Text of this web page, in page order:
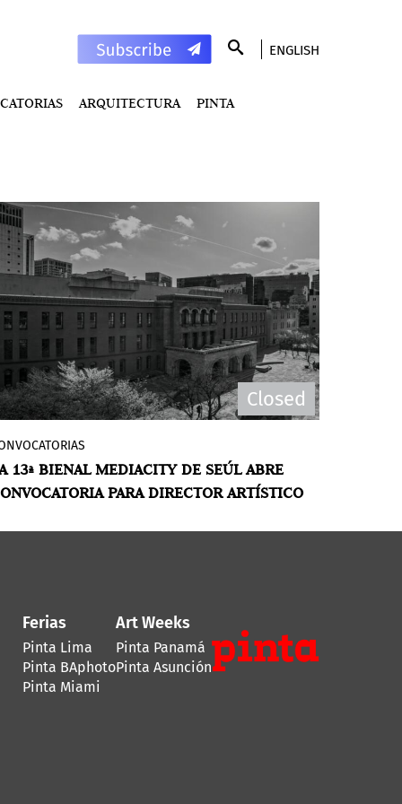
ENGLISH
ARQUITECTURA PINTA
El Museo de Arte de Seúl anuncia una
convocatoria para el puesto de director
artístico de la 13ª Bienal Mediacity de
Closed
13ª BIENAL MEDIACITY DE SEÚL ABRE
PARA DIRECTOR ARTÍSTICO
Ferias
Pinta Lima
Pinta BAphoto
Pinta Miami
Art Weeks
Pinta Panamá
Pinta Asunción